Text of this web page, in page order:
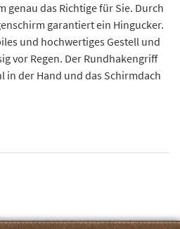
genau das Richtige für Sie. Durch
garantiert ein Hingucker.
und hochwertiges Gestell und
vor Regen. Der Rundhakengriff
in der Hand und das Schirmdach